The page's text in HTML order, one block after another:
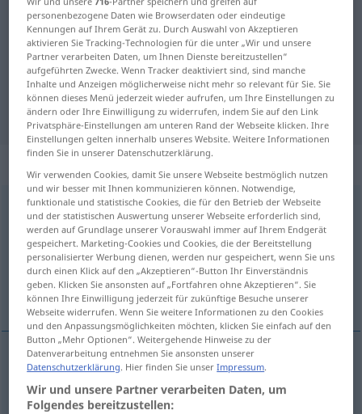
Deutsch-Bulgarisch Übersetzung
für "Bestandteil"
"Bestandteil" Bulgarisch
Übersetzung
: maskulin
Bestandteil m
Übersicht aller Übersetzungen
(Für mehr Details die Übersetzung anklicken/antippen)
съставна част
съставначаст Bestandteil
personenbezogene Daten wie Browserdaten oder eindeutige
Kennungen auf Ihrem Gerät zu. Durch Auswahl von Akzeptieren
aktivieren Sie Tracking-Technologien für die unter „Wir und unsere
Partner verarbeiten Daten, um Ihnen Dienste bereitzustellen“
aufgeführten Zwecke. Wenn Tracker deaktiviert sind, sind manche
Inhalte und Anzeigen möglicherweise nicht mehr so relevant für Sie. Sie
können dieses Menü jederzeit wieder aufrufen, um Ihre Einstellungen zu
ändern oder Ihre Einwilligung zu widerrufen, indem Sie auf den Link
Privatsphäre-Einstellungen am unteren Rand der Webseite klicken. Ihre
Einstellungen gelten innerhalb unseres Website. Weitere Informationen
finden Sie in unserer Datenschutzerklärung.
Wir verwenden Cookies, damit Sie unsere Webseite bestmöglich nutzen
und wir besser mit Ihnen kommunizieren können. Notwendige,
funktionale und statistische Cookies, die für den Betrieb der Webseite
und der statistischen Auswertung unserer Webseite erforderlich sind,
werden auf Grundlage unserer Vorauswahl immer auf Ihrem Endgerät
gespeichert. Marketing-Cookies und Cookies, die der Bereitstellung
personalisierter Werbung dienen, werden nur gespeichert, wenn Sie uns
durch einen Klick auf den „Akzeptieren“-Button Ihr Einverständnis
geben. Klicken Sie ansonsten auf „Fortfahren ohne Akzeptieren“. Sie
können Ihre Einwilligung jederzeit für zukünftige Besuche unserer
Webseite widerrufen. Wenn Sie weitere Informationen zu den Cookies
und den Anpassungsmöglichkeiten möchten, klicken Sie einfach auf den
Button „Mehr Optionen“. Weitergehende Hinweise zu der
Datenverarbeitung entnehmen Sie ansonsten unserer
Datenschutzerklärung. Hier finden Sie unserImpressum.
Wir und unsere Partner verarbeiten Daten, um
Folgendes bereitzustellen: